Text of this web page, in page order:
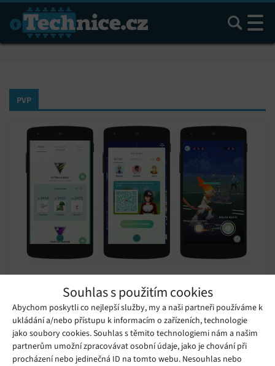
Souhlas s použitím cookies
Abychom poskytli co nejlepší služby, my a naši partneři používáme k
ukládání a/nebo přístupu k informacím o zařízeních, technologie
jako soubory cookies. Souhlas s těmito technologiemi nám a našim
partnerům umožní zpracovávat osobní údaje, jako je chování při
procházení nebo jedinečná ID na tomto webu. Nesouhlas nebo
Hledat
PVP
PvP souboje
Středa 05. 12. 2018 Redakce
Hra Pokémon Go se i více než dva roky po svém vydání
neustále vyvíjí. Titul, který zpopularizoval možnosti AR získá
po letech čekání bojový mód, který umožní přímý PvP střet.